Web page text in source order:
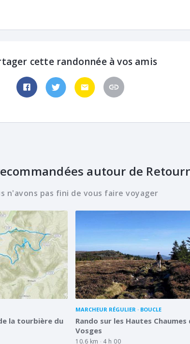
cette randonnée à vos amis
autour de
n'avons pas fini de vous faire voyager
la tourbière du
MARCHEUR RÉGULIER BOUCLE
Rando sur les Hautes Chaumes
Vosges
10.6 km 4 h 00